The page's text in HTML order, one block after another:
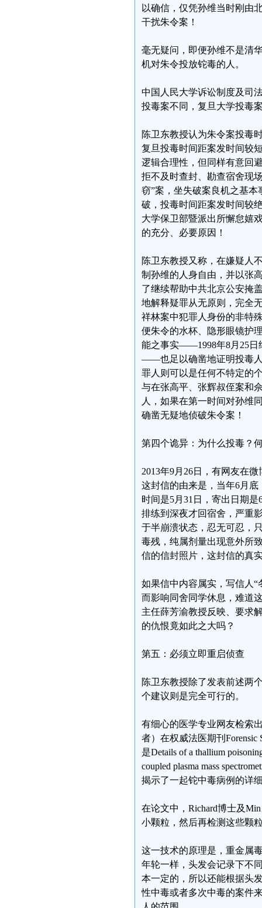
以确信，仅凭孙维当时刚由
干扰朱令案！
毫无疑问，即便孙维不是清
机对朱令投放铊毒的人。
中国人民大学诉讼制度及司
投毒案不同，复旦大学投毒
陈卫东教授认为朱令案投毒
复旦投毒时间距案发时间较
逻辑合理性，但同样有意回
拒不及时查封、勘查宿舍现
窃”案，坐失破案良机之基
破，投毒时间距案发时间较
大学保卫部暨派出所懈怠嬉
的充分、必要原因！
陈卫东教授又称，在嫌疑人
制孙维的人身自由，并以张
了继续帮助中共北京公安掩
地解释疑罪从无原则，完全
祥林案中犯罪人身份的非特
便朱令的水杯、隐形眼镜护
能之事实——1998年8月25日
——也足以确凿地证明投毒人
罪人则可以是任何不特定的
与在张高平、张辉叔侄案和
人，如果在第一时间对孙维
确凿无疑地侦破朱令案！
第四个诡异：为什么投毒？
2013年9月26日，有网友在
这封信的由来是，当年6月
时间是5月31日，寄出日期
排练到深夜才回宿舍，严重
于半崩溃状态，忍无可忍，
毒残，纯属剂量出现意外所
信的信封照片，这封信的真
如果信中内容属实，写信人
而影响同舍同学休息，难道
主任薛芳渝教授反映、要求
的仇恨竟如此之大吗？
第五：必须立即重启侦查
陈卫东教授除了发表前述两
个建议则是完全可行的。
有细心的医学专业网友检索
者）在权威法医期刊Forensic
是Details of a thallium
coupled plasma mass
揭示了一起铊中毒病例的详
在论文中，Richard博士及
小颗粒，然后再检测这些颗
这一技术的原理是，重金属
年轮一样，头发会记录下不
本一定的，所以还能根据头
性中毒或者多次中毒的案件